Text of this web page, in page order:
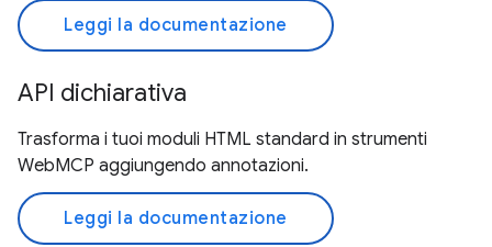
Leggi la documentazione
API dichiarativa
Trasforma i tuoi moduli HTML standard in strumenti
WebMCP aggiungendo annotazioni.
Leggi la documentazione